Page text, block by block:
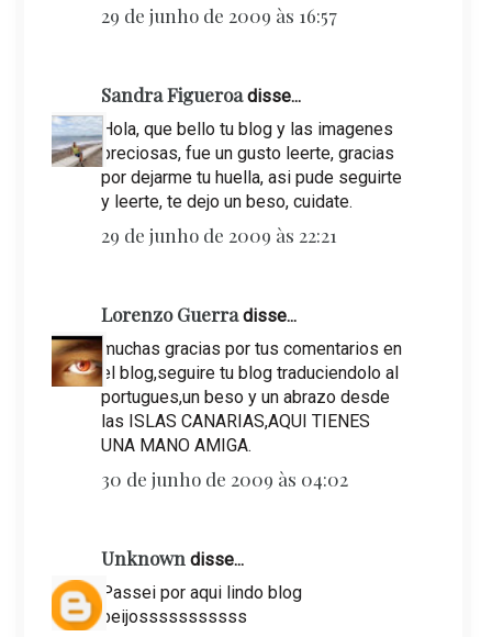
29 de junho de 2009 às 16:57
Sandra Figueroadisse...
Hola, que bello tu blog y las imagenes
preciosas, fue un gusto leerte, gracias
por dejarme tu huella, asi pude seguirte
y leerte, te dejo un beso, cuidate.
29 de junho de 2009 às 22:21
Lorenzo Guerradisse...
muchas gracias por tus comentarios en
el blog,seguire tu blog traduciendolo al
portugues,un beso y un abrazo desde
las ISLAS CANARIAS,AQUI TIENES
UNA MANO AMIGA.
30 de junho de 2009 às 04:02
Unknowndisse...
Passei por aqui lindo blog
beijosssssssssss